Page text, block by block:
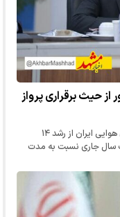
حیث برقراری پرواز
معاون وزیر و مدیرعامل شرکت فرودگاه‌ها و ناوبری هوایی ایران از رشد ۱۴
سال جاری نسبت به مدت